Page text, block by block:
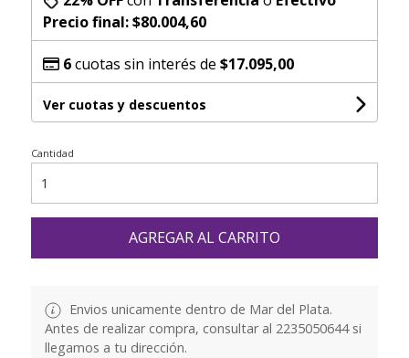
Precio final:$80.004,60
6cuotas sin interés de $17.095,00
Ver cuotas y descuentos
Cantidad
AGREGAR AL CARRITO
Envios unicamente dentro de Mar del Plata.
Antes de realizar compra, consultar al 2235050644 si
llegamos a tu dirección.